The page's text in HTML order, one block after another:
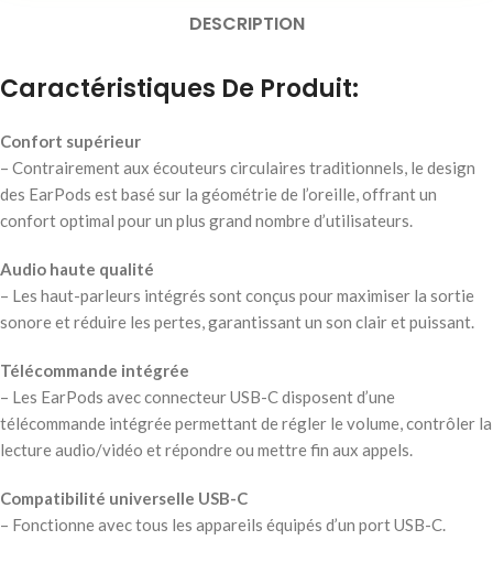
DESCRIPTION
Caractéristiques De Produit:
Confort supérieur
– Contrairement aux écouteurs circulaires traditionnels, le design
des EarPods est basé sur la géométrie de l’oreille, offrant un
confort optimal pour un plus grand nombre d’utilisateurs.
Audio haute qualité
– Les haut-parleurs intégrés sont conçus pour maximiser la sortie
sonore et réduire les pertes, garantissant un son clair et puissant.
Télécommande intégrée
– Les EarPods avec connecteur USB-C disposent d’une
télécommande intégrée permettant de régler le volume, contrôler la
lecture audio/vidéo et répondre ou mettre fin aux appels.
Compatibilité universelle USB-C
– Fonctionne avec tous les appareils équipés d’un port USB-C.